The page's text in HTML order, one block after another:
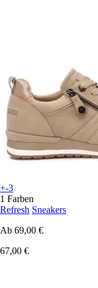
+-3
1 Farben
Refresh Sneakers
Ab 69,00 €
67,00 €